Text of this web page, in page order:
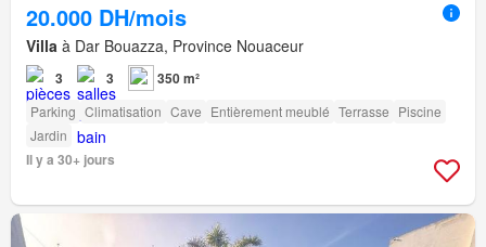
20.000 DH/mois
Villa à Dar Bouazza, Province Nouaceur
3 3 350 m²
Parking Climatisation Cave Entièrement meublé Terrasse Piscine
Jardin
Il y a 30+ jours